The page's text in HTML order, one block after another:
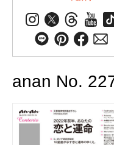
anan No.